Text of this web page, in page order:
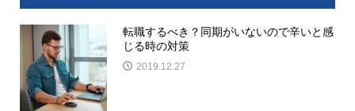
転職するべき？同期がいないので辛いと感
じる時の対策
2019.12.27